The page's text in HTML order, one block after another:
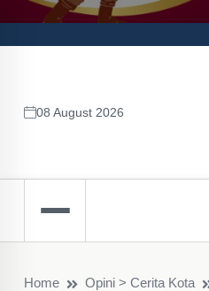
08 August 2026
Home Opini > Cerita Kota